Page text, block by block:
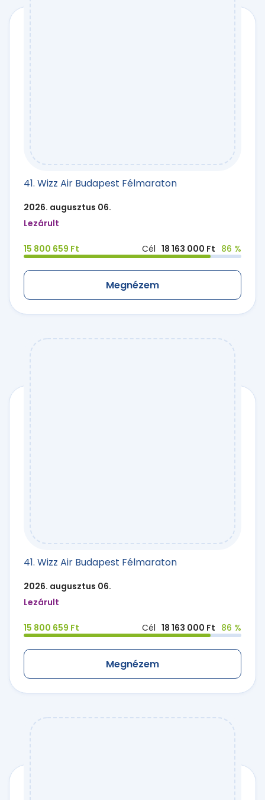
41. Wizz Air Budapest Félmaraton
2026. augusztus 06.
Lezárult
15 800 659 Ft Cél 18 163 000 Ft 86 %
Megnézem
41. Wizz Air Budapest Félmaraton
2026. augusztus 06.
Lezárult
15 800 659 Ft Cél 18 163 000 Ft 86 %
Megnézem